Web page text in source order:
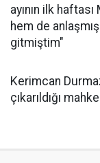
ayının ilk
hem de
gitmiştim"
Kerimcan
çıkarıldığı